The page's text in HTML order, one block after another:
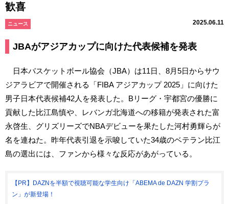
歓喜
ニュース 2025.06.11
JBAがアジアカップに向けた代表候補を発表
日本バスケットボール協会（JBA）は11日、8月5日からサウ
ジアラビアで開催される「FIBA アジアカップ 2025」に向けた
男子日本代表候補42人を発表した。Bリーグ・宇都宮の優勝に
貢献した比江島慎や、レバンガ北海道への移籍が発表された富
永啓生、グリズリーズでNBAデビューを果たした河村勇輝らが
名を連ねた。昨年代表引退を示唆していた34歳のベテラン比江
島の選出には、ファンから様々な反応があがっている。
【PR】DAZNを半額で視聴可能な学生向け「ABEMA de DAZN 学割プラ
ン」が新登場！